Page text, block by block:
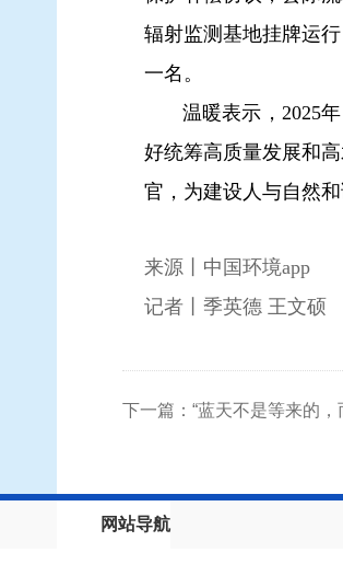
辐射监测基地挂牌运
一名。
温暖表示，2025年
好统筹高质量发展和
官，为建设人与自然
来源丨中国环境app
记者丨 季英德 王文硕
下一篇：“蓝天不是等来的
网站导航